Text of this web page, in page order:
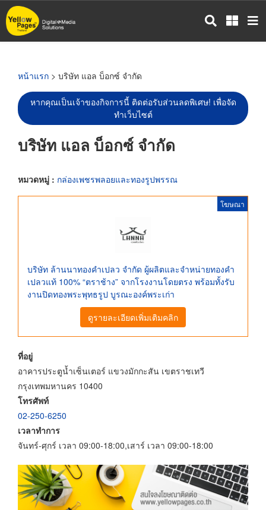
ข้าม
ไป
หน้าแรก > บริษัท แอล บ็อกซ์ จำกัด
หากคุณเป็นเจ้าของกิจการนี้ ติดต่อรับส่วนลดพิเศษ! เพื่อจัด
ทำเว็บไซต์
บริษัท แอล บ็อกซ์ จำกัด
หมวดหมู่ : กล่องเพชรพลอยและทองรูปพรรณ
โฆษณา
บริษัท ล้านนาทองคำเปลว จำกัด ผู้ผลิตและจำหน่ายทองคำ
เปลวแท้ 100% “ตราช้าง” จากโรงงานโดยตรง พร้อมทั้งรับ
งานปิดทองพระพุทธรูป บูรณะองค์พระเก่า
ดูรายละเอียดเพิ่มเติมคลิก
ที่อยู่
อาคารประตูน้ำเซ็นเตอร์ แขวงมักกะสัน เขตราชเทวี
กรุงเทพมหานคร 10400
โทรศัพท์
02-250-6250
เวลาทำการ
จันทร์-ศุกร์ เวลา 09:00-18:00,เสาร์ เวลา 09:00-18:00